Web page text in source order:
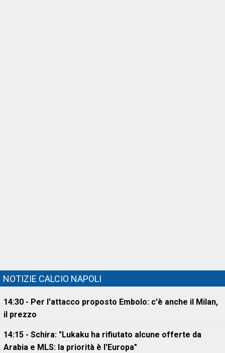
NOTIZIE CALCIO NAPOLI
14:30 - Per l'attacco proposto Embolo: c'è anche il Milan,
il prezzo
14:15 - Schira: "Lukaku ha rifiutato alcune offerte da
Arabia e MLS: la priorità è l'Europa"